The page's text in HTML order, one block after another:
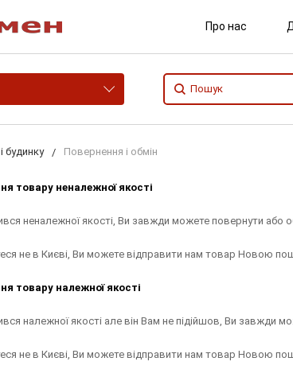
Про нас
будинку Повернення і обмін
товару неналежної якості
неналежної якості, Ви завжди можете повернути або
не в Києві, Ви можете відправити нам товар Новою
товару належної якості
належної якості але він Вам не підійшов, Ви завжди
не в Києві, Ви можете відправити нам товар Новою